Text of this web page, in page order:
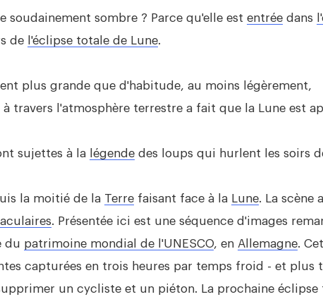
sombre ? Parce qu'elle est entrée dans
de l'éclipse totale de Lune.
plus grande que d'habitude, au moins légèrement,
travers l'atmosphère terrestre a fait que la Lune est
sujettes à la légende des loups qui hurlent les soirs
la moitié de la Terre faisant face à la Lune. La scène
. Présentée ici est une séquence d'images
du patrimoine mondial de l'UNESCO, en Allemagne.
capturées en trois heures par temps froid - et plus
un cycliste et un piéton. La prochaine éclipse